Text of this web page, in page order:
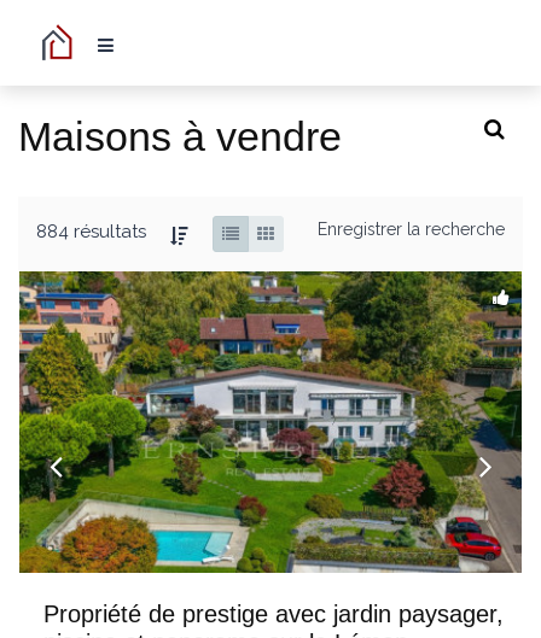
Maisons à vendre
884 résultats Enregistrer la recherche
Propriété de prestige avec jardin paysager,